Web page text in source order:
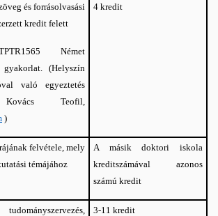
és forrásolvasási
kredit felett
Német
gyakorlat
(Helyszín
való egyeztetés
Teofil,
)
4 kredit
felvétele, mely
témájához
A másik doktori iskola
kreditszámával azonos
számú kredit
3-11 kredit